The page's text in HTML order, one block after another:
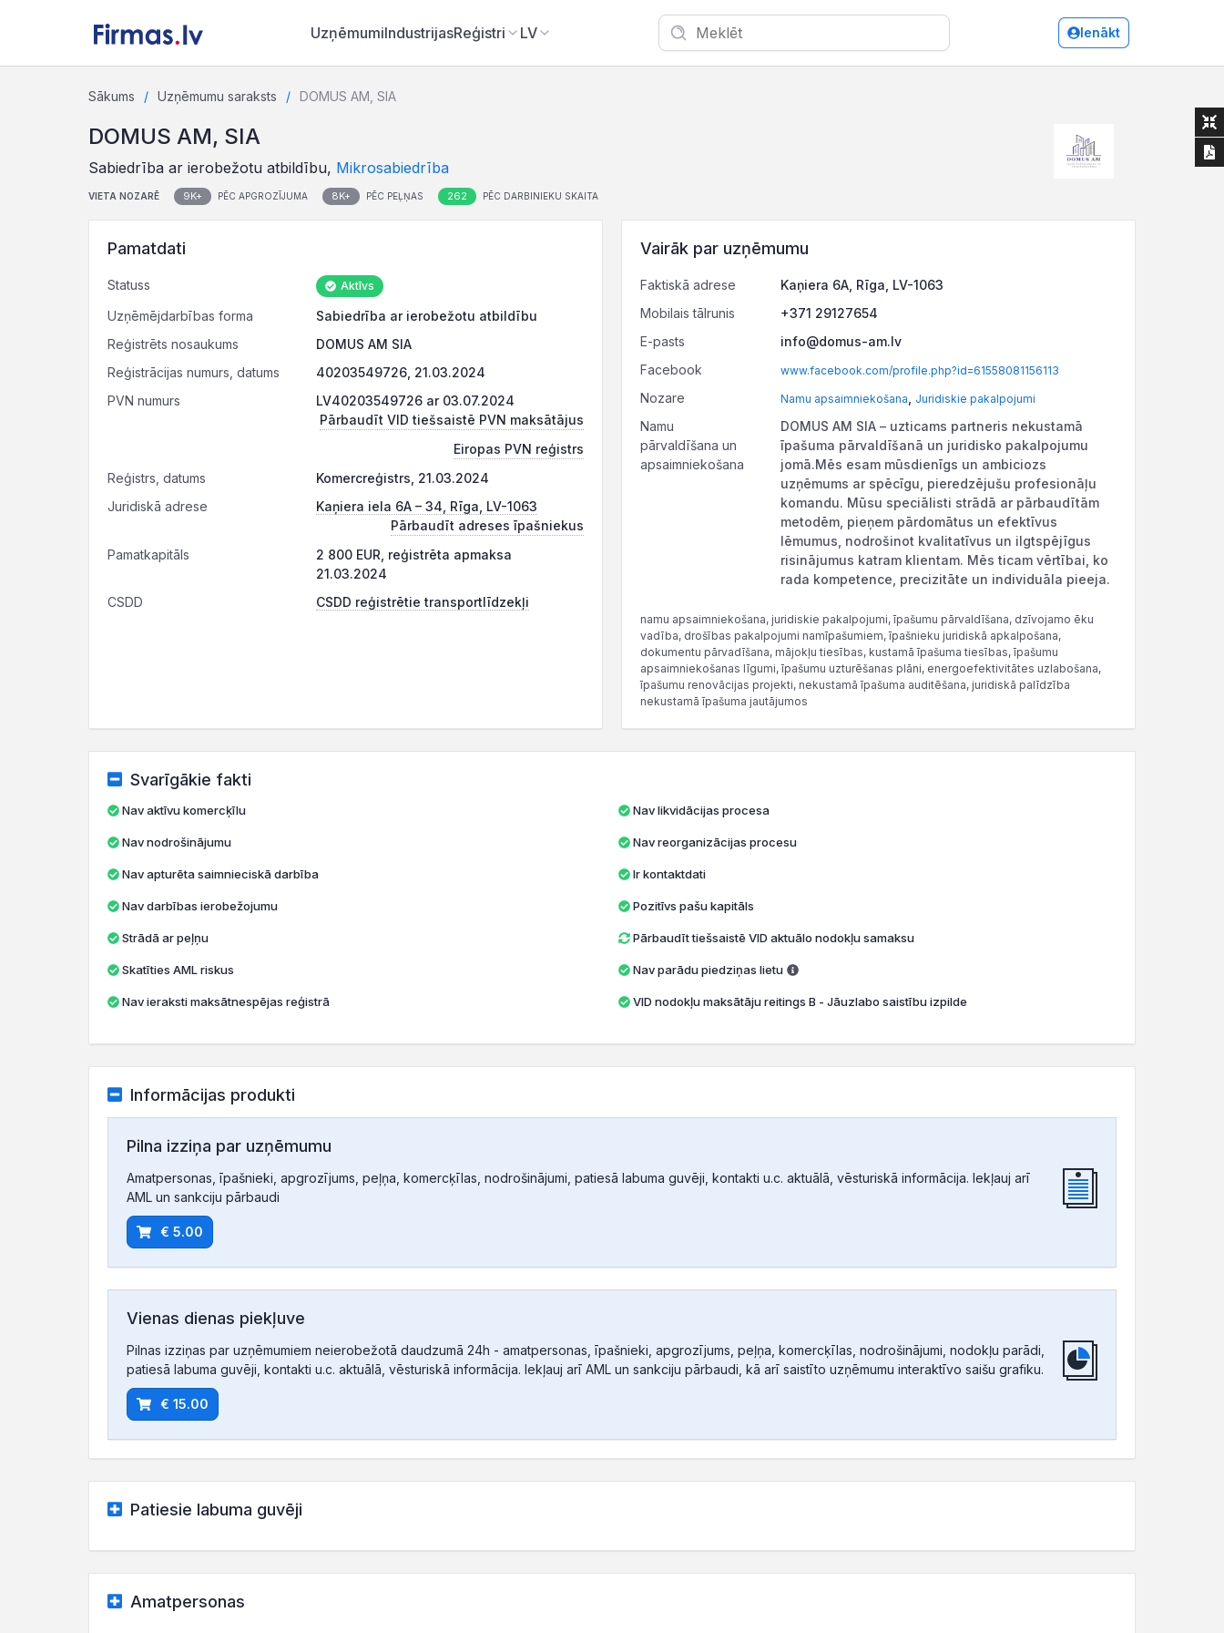
UzņēmumiIndustrijasReģistri LV Ienākt
Sākums Uzņēmumu saraksts DOMUS AM, SIA
DOMUS AM, SIA
Sabiedrība ar ierobežotu atbildību, Mikrosabiedrība
VIETA NOZARĒ 9K+ PĒC APGROZĪJUMA 8K+ PĒC PEĻŅAS 262 PĒC DARBINIEKU SKAITA
Pamatdati
Statuss Aktīvs
Uzņēmējdarbības forma
Sabiedrība ar ierobežotu atbildību
Reģistrēts nosaukums
DOMUS AM SIA
Reģistrācijas numurs, datums
40203549726, 21.03.2024
PVN numurs
LV40203549726 ar 03.07.2024
Pārbaudīt VID tiešsaistē PVN maksātājus
Eiropas PVN reģistrs
Reģistrs, datums
Komercreģistrs, 21.03.2024
Juridiskā adrese
Kaņiera iela 6A – 34, Rīga, LV-1063
Pārbaudīt adreses īpašniekus
Pamatkapitāls
2 800 EUR, reģistrēta apmaksa
21.03.2024
CSDD
CSDD reģistrētie transportlīdzekļi
Vairāk par uzņēmumu
Faktiskā adrese
Kaņiera 6A, Rīga, LV-1063
Mobilais tālrunis
+371 29127654
E-pasts
info@domus-am.lv
Facebook
www.facebook.com/profile.php?id=61558081156113
Nozare Namu apsaimniekošana Juridiskie pakalpojumi
Namu
pārvaldīšana un
apsaimniekošana
DOMUS AM SIA – uzticams partneris nekustamā
īpašuma pārvaldīšanā un juridisko pakalpojumu
jomā.Mēs esam mūsdienīgs un ambiciozs
uzņēmums ar spēcīgu, pieredzējušu profesionāļu
komandu. Mūsu speciālisti strādā ar pārbaudītām
metodēm, pieņem pārdomātus un efektīvus
lēmumus, nodrošinot kvalitatīvus un ilgtspējīgus
risinājumus katram klientam. Mēs ticam vērtībai, ko
rada kompetence, precizitāte un individuāla pieeja.
namu apsaimniekošana, juridiskie pakalpojumi, īpašumu pārvaldīšana, dzīvojamo ēku
vadība, drošības pakalpojumi namīpašumiem, īpašnieku juridiskā apkalpošana,
dokumentu pārvadīšana, mājokļu tiesības, kustamā īpašuma tiesības, īpašumu
apsaimniekošanas līgumi, īpašumu uzturēšanas plāni, energoefektivitātes uzlabošana,
īpašumu renovācijas projekti, nekustamā īpašuma auditēšana, juridiskā palīdzība
nekustamā īpašuma jautājumos
Svarīgākie fakti
Nav aktīvu komercķīlu
Nav nodrošinājumu
Nav apturēta saimnieciskā darbība
Nav darbības ierobežojumu
Strādā ar peļņu
Skatīties AML riskus
Nav ieraksti maksātnespējas reģistrā
Nav likvidācijas procesa
Nav reorganizācijas procesu
Ir kontaktdati
Pozitīvs pašu kapitāls
Pārbaudīt tiešsaistē VID aktuālo nodokļu samaksu
Nav parādu piedziņas lietu
VID nodokļu maksātāju reitings B - Jāuzlabo saistību izpilde
Informācijas produkti
Pilna izziņa par uzņēmumu
Amatpersonas, īpašnieki, apgrozījums, peļņa, komercķīlas, nodrošinājumi, patiesā labuma guvēji, kontakti u.c. aktuālā, vēsturiskā informācija. Iekļauj arī
AML un sankciju pārbaudi
€ 5.00
Vienas dienas piekļuve
Pilnas izziņas par uzņēmumiem neierobežotā daudzumā 24h - amatpersonas, īpašnieki, apgrozījums, peļņa, komercķīlas, nodrošinājumi, nodokļu parādi,
patiesā labuma guvēji, kontakti u.c. aktuālā, vēsturiskā informācija. Iekļauj arī AML un sankciju pārbaudi, kā arī saistīto uzņēmumu interaktīvo saišu grafiku.
€ 15.00
Patiesie labuma guvēji
Amatpersonas